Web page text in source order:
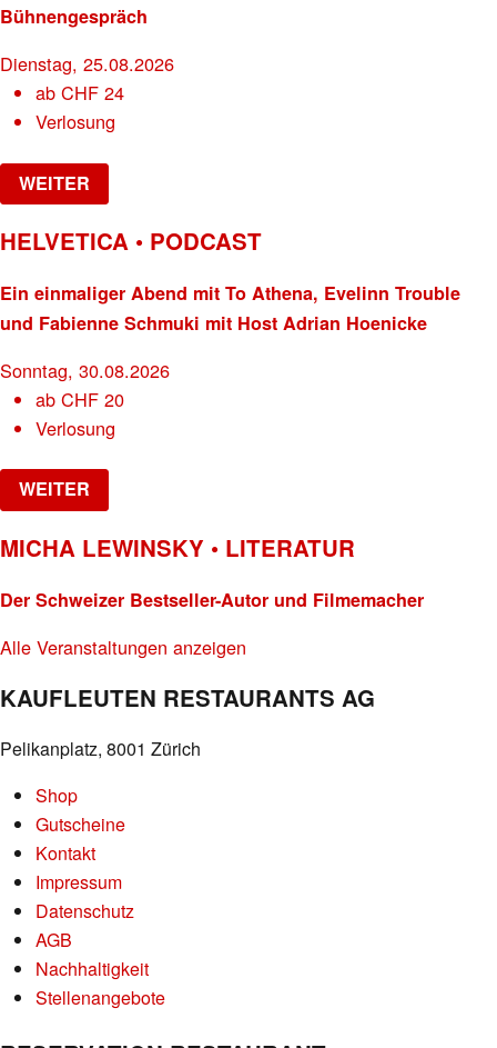
Bühnengespräch
Dienstag, 25.08.2026
abCHF 24
Verlosung
WEITER
HELVETICA • PODCAST
Ein einmaliger Abend mit To Athena, Evelinn Trouble
und Fabienne Schmuki mit Host Adrian Hoenicke
Sonntag, 30.08.2026
abCHF 20
Verlosung
WEITER
MICHA LEWINSKY • LITERATUR
Der Schweizer Bestseller-Autor und Filmemacher
Alle Veranstaltungen anzeigen
KAUFLEUTEN RESTAURANTS AG
Pelikanplatz, 8001 Zürich
Shop
Gutscheine
Kontakt
Impressum
Datenschutz
AGB
Nachhaltigkeit
Stellenangebote